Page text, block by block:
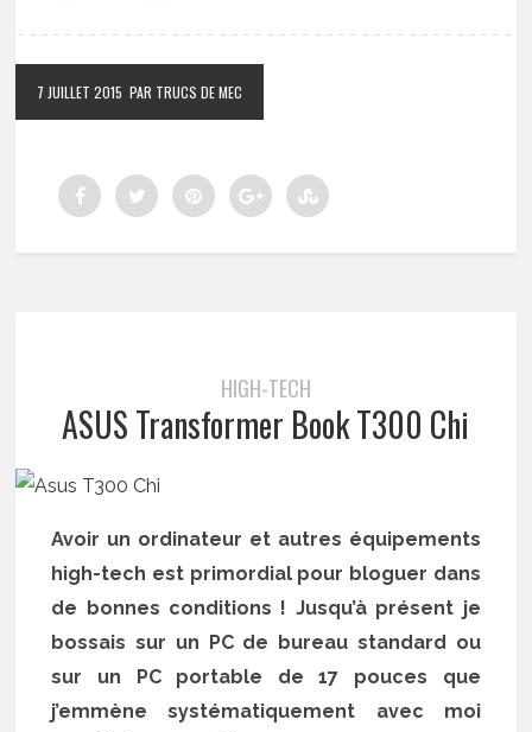
7 JUILLET 2015 PAR TRUCS DE MEC
HIGH-TECH
ASUS Transformer Book T300 Chi
Avoir un ordinateur et autres équipements
high-tech est primordial pour bloguer dans
de bonnes conditions ! Jusqu’à présent je
bossais sur un PC de bureau standard ou
sur un PC portable de 17 pouces que
j’emmène systématiquement avec moi